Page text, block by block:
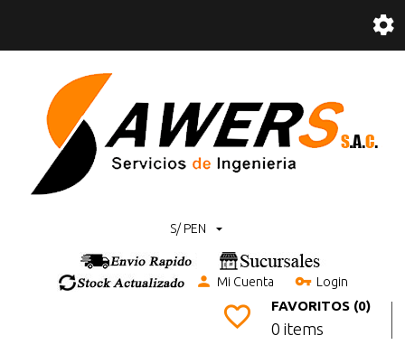
S/ PEN
Mi Cuenta Login
FAVORITOS (0)
0 items